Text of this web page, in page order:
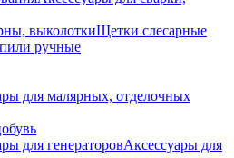
выколоткиЩетки слесарные
ручные
для малярных, отделочных
для генераторовАксессуары для